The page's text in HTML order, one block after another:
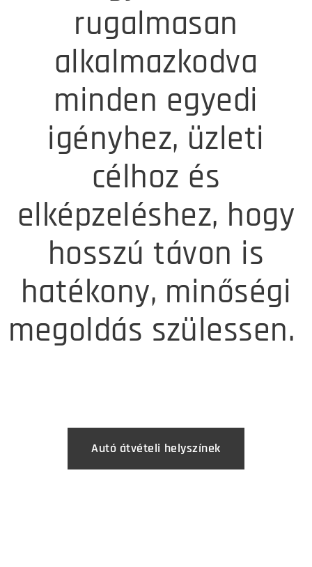
rugalmasan
alkalmazkodva
minden egyedi
igényhez, üzleti
célhoz és
elképzeléshez, hogy
hosszú távon is
hatékony, minőségi
megoldás szülessen.
Autó átvételi helyszínek